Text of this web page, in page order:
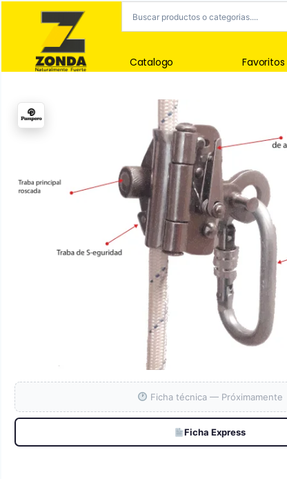
Catalogo Favoritos
Ficha técnica — Próximamente
Ficha Express